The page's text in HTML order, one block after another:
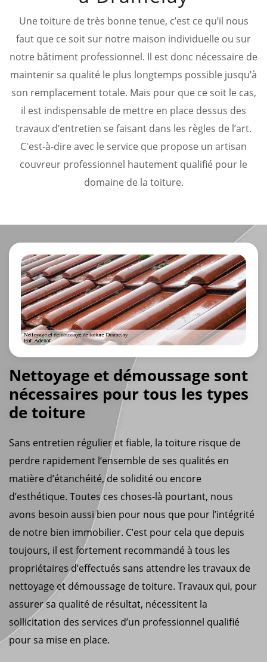
Une toiture de très bonne tenue, c’est ce qu’il nous
faut que ce soit sur notre maison individuelle ou sur
notre bâtiment professionnel. Il est donc nécessaire de
maintenir sa qualité le plus longtemps possible jusqu’à
son remplacement totale. Mais pour que ce soit le cas,
il est indispensable de mettre en place dessus des
travaux d’entretien se faisant dans les règles de l’art.
C'est-à-dire avec le service que propose un artisan
couvreur professionnel hautement qualifié pour le
domaine de la toiture.
Nettoyage et démoussage sont
nécessaires pour tous les types
de toiture
Sans entretien régulier et fiable, la toiture risque de
perdre rapidement l’ensemble de ses qualités en
matière d’étanchéité, de solidité ou encore
d’esthétique. Toutes ces choses-là pourtant, nous
avons besoin aussi bien pour nous que pour l’intégrité
de notre bien immobilier. C’est pour cela que depuis
toujours, il est fortement recommandé à tous les
propriétaires d’effectués sans attendre les travaux de
nettoyage et démoussage de toiture. Travaux qui, pour
assurer sa qualité de résultat, nécessitent la
sollicitation des services d’un professionnel qualifié
pour sa mise en place.